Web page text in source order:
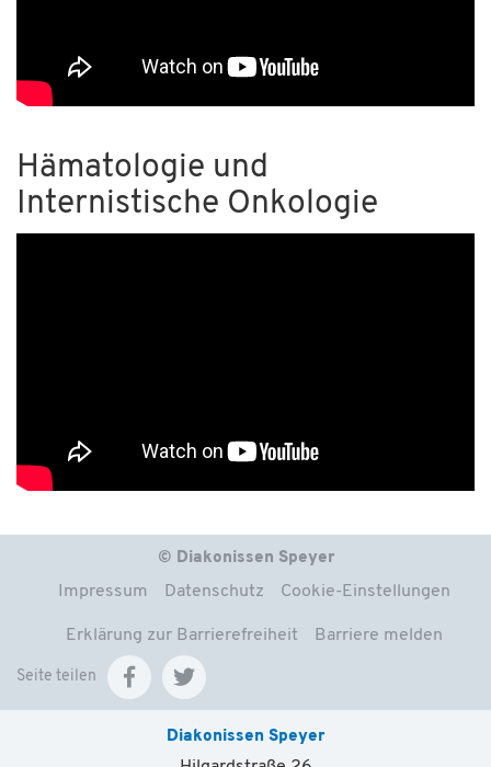
Hämatologie und
Internistische Onkologie
© Diakonissen Speyer
Impressum Datenschutz Cookie-Einstellungen
Erklärung zur Barrierefreiheit Barriere melden
Seite teilen
Diakonissen Speyer